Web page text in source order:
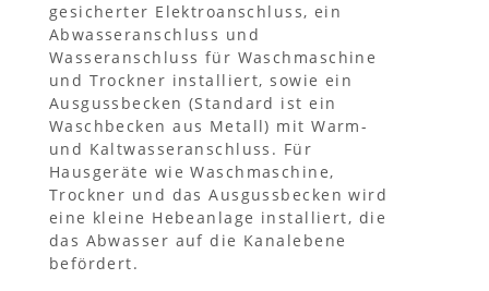
gesicherter Elektroanschluss, ein
Abwasseranschluss und
Wasseranschluss für Waschmaschine
und Trockner installiert, sowie ein
Ausgussbecken (Standard ist ein
Waschbecken aus Metall) mit Warm-
und Kaltwasseranschluss. Für
Hausgeräte wie Waschmaschine,
Trockner und das Ausgussbecken wird
eine kleine Hebeanlage installiert, die
das Abwasser auf die Kanalebene
befördert.